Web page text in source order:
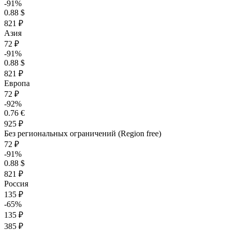
-91%
0.88 $
821 ₽
Азия
72 ₽
-91%
0.88 $
821 ₽
Европа
72 ₽
-92%
0.76 €
925 ₽
Без региональных ограничений (Region free)
72 ₽
-91%
0.88 $
821 ₽
Россия
135 ₽
-65%
135 ₽
385 ₽